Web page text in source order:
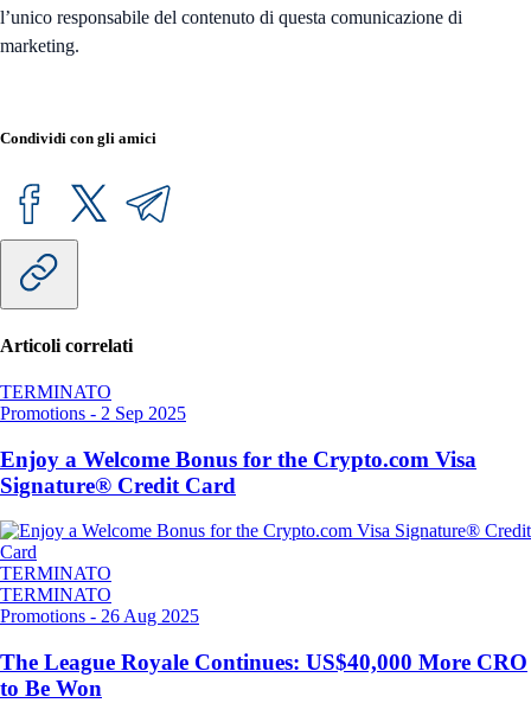
l’unico responsabile del contenuto di questa comunicazione di
marketing.
Condividi con gli amici
Articoli correlati
TERMINATO
Promotions - 2 Sep 2025
Enjoy a Welcome Bonus for the Crypto.com Visa
Signature® Credit Card
TERMINATO
TERMINATO
Promotions - 26 Aug 2025
The League Royale Continues: US$40,000 More CRO
to Be Won